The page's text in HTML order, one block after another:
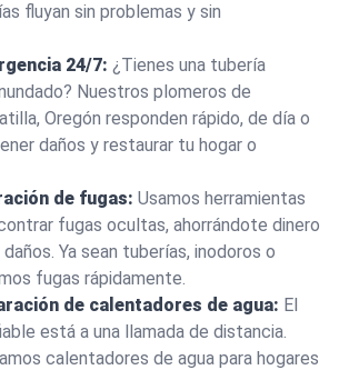
fluyan sin problemas y sin
24/7: ¿Tienes una tubería
Nuestros plomeros de
Oregón responden rápido, de día o
daños y restaurar tu hogar o
de fugas: Usamos herramientas
fugas ocultas, ahorrándote dinero
Ya sean tuberías, inodoros o
fugas rápidamente.
de calentadores de agua: El
está a una llamada de distancia.
calentadores de agua para hogares